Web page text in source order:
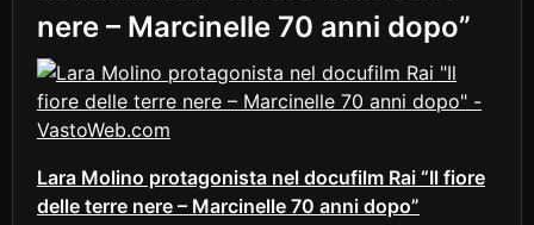
nere – Marcinelle 70 anni dopo”
Lara Molino protagonista nel docufilm Rai “Il fiore
delle terre nere – Marcinelle 70 anni dopo”